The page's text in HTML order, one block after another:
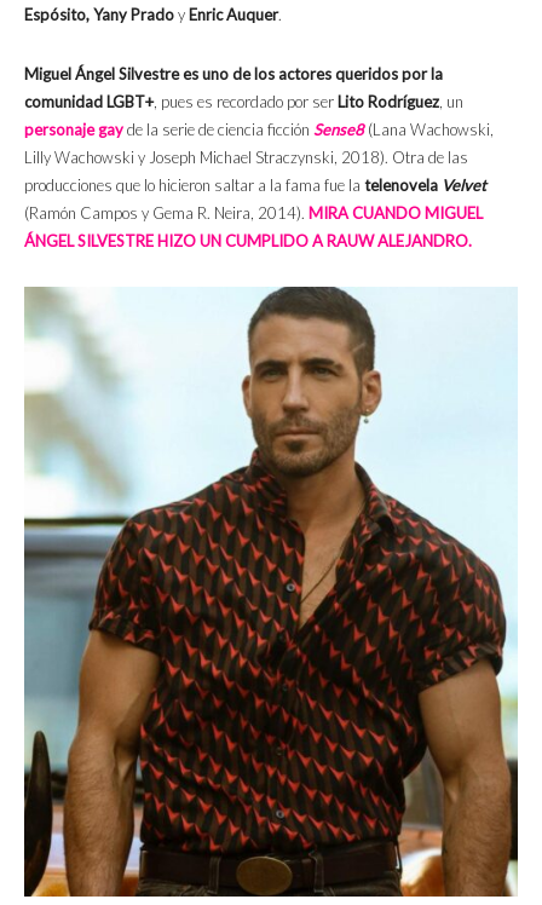
Espósito, Yany Pradoy Enric Auquer.
Miguel Ángel Silvestre es uno de los actores queridos por la
comunidad LGBT+, pues es recordado por ser Lito Rodríguez, un
personaje gayde la serie de ciencia ficción Sense8(Lana Wachowski,
Lilly Wachowski y Joseph Michael Straczynski, 2018). Otra de las
producciones que lo hicieron saltar a la fama fue la telenovela Velvet
(Ramón Campos y Gema R. Neira, 2014). MIRA CUANDO MIGUEL
ÁNGEL SILVESTRE HIZO UN CUMPLIDO A RAUW ALEJANDRO.